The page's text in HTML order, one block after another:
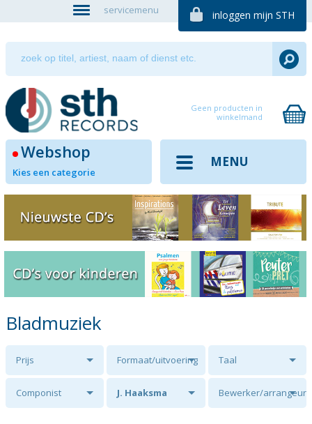
servicemenu inloggen mijn STH
Geen producten in
winkelmand
Webshop
Kies een categorie
MENU
Bladmuziek
Prijs Formaat/uitvoering Taal
Componist J. Haaksma Bewerker/arrangeur